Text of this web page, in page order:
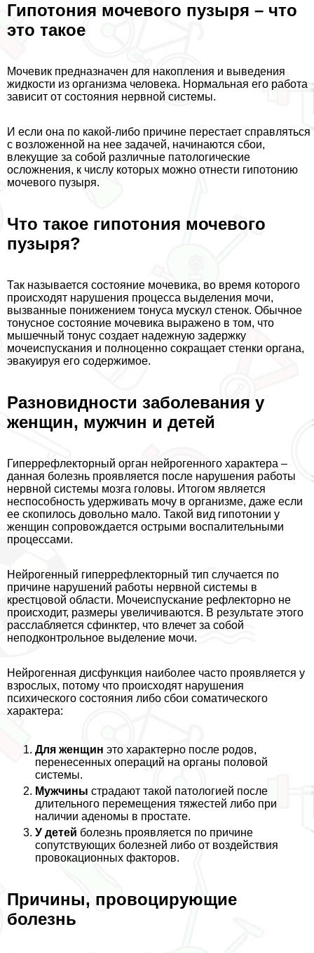
Гипотония мочевого пузыря – что
это такое
Мочевик предназначен для накопления и выведения
жидкости из организма человека. Нормальная его работа
зависит от состояния нервной системы.
И если она по какой-либо причине перестает справляться
с возложенной на нее задачей, начинаются сбои,
влекущие за собой различные патологические
осложнения, к числу которых можно отнести гипотонию
мочевого пузыря.
Что такое гипотония мочевого
пузыря?
Так называется состояние мочевика, во время которого
происходят нарушения процесса выделения мочи,
вызванные понижением тонуса мускул стенок. Обычное
тонусное состояние мочевика выражено в том, что
мышечный тонус создает надежную задержку
мочеиспускания и полноценно сокращает стенки органа,
эвакуируя его содержимое.
Разновидности заболевания у
женщин, мужчин и детей
Гиперрефлекторный орган нейрогенного хаpaктера –
данная болезнь проявляется после нарушения работы
нервной системы мозга головы. Итогом является
неспособность удерживать мочу в организме, даже если
ее скопилось довольно мало. Такой вид гипотонии у
женщин сопровождается острыми воспалительными
процессами.
Нейрогенный гиперрефлекторный тип случается по
причине нарушений работы нервной системы в
крестцовой области. Мочеиспускание рефлекторно не
происходит, размеры увеличиваются. В результате этого
расслабляется сфинктер, что влечет за собой
неподконтрольное выделение мочи.
Нейрогенная дисфункция наиболее часто проявляется у
взрослых, потому что происходят нарушения
психического состояния либо сбои соматического
хаpaктера:
Для женщин это хаpaктерно после родов,
перенесенных операций на органы пoлoвoй
системы.
Мужчины страдают такой патологией после
длительного перемещения тяжестей либо при
наличии аденомы в простате.
У детей болезнь проявляется по причине
сопутствующих болезней либо от воздействия
провокационных факторов.
Причины, провоцирующие
болезнь